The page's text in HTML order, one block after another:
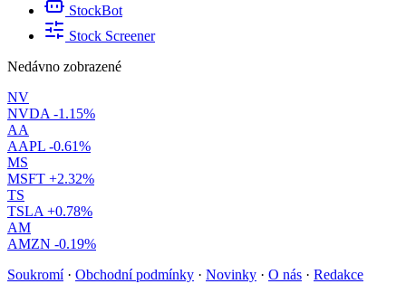
StockBot
Stock Screener
Nedávno zobrazené
NV
NVDA -1.15%
AA
AAPL -0.61%
MS
MSFT +2.32%
TS
TSLA +0.78%
AM
AMZN -0.19%
Soukromí · Obchodní podmínky · Novinky · O nás · Redakce